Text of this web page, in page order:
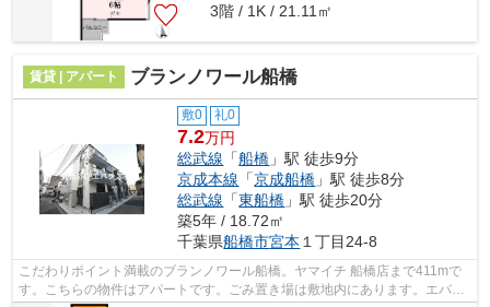
3階 / 1K / 21.11㎡
賃貸 | アパート ブランノワール船橋
敷0 礼0
7.2万円
総武線 「船橋 」駅 徒歩9分
京成本線 「京成船橋 」駅 徒歩8分
総武線 「東船橋 」駅 徒歩20分
築5年 / 18.72㎡
千葉県船橋市宮本 １丁目24-8
こだわりポイント満載のブランノワール船橋。ヤマイチ 船橋店まで411mで
す。こちらの物件はアパートです。ごみ置き場は敷地内にあります。エバン